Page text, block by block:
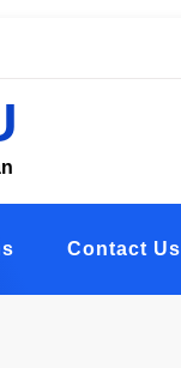
Contact Us